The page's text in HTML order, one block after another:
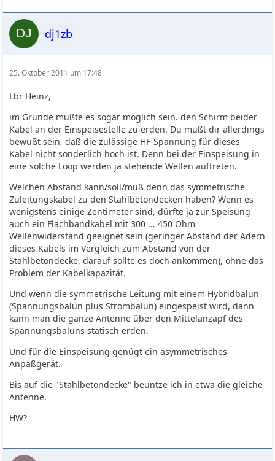
dj1zb
25. Oktober 2011 um 17:48
Lbr Heinz,
im Grunde müßte es sogar möglich sein. den Schirm beider
Kabel an der Einspeisestelle zu erden. Du mußt dir allerdings
bewußt sein, daß die zulässige HF-Spannung für dieses
Kabel nicht sonderlich hoch ist. Denn bei der Einspeisung in
eine solche Loop werden ja stehende Wellen auftreten.
Welchen Abstand kann/soll/muß denn das symmetrische
Zuleitungskabel zu den Stahlbetondecken haben? Wenn es
wenigstens einige Zentimeter sind, dürfte ja zur Speisung
auch ein Flachbandkabel mit 300 ... 450 Ohm
Wellenwiderstand geeignet sein (geringer Abstand der Adern
dieses Kabels im Vergleich zum Abstand von der
Stahlbetondecke, darauf sollte es doch ankommen), ohne das
Problem der Kabelkapazität.
Und wenn die symmetrische Leitung mit einem Hybridbalun
(Spannungsbalun plus Strombalun) eingespeist wird, dann
kann man die ganze Antenne über den Mittelanzapf des
Spannungsbaluns statisch erden.
Und für die Einspeisung genügt ein asymmetrisches
Anpaßgerät.
Bis auf die "Stahlbetondecke" beuntze ich in etwa die gleiche
Antenne.
HW?